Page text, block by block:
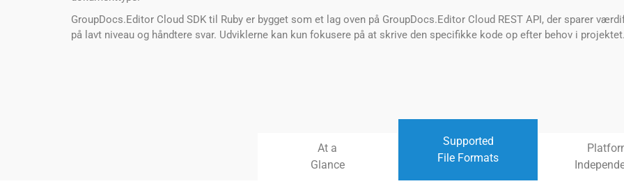
GroupDocs.Editor Cloud SDK til Ruby er bygget som et lag oven på GroupDocs.Editor Cloud REST API, der sparer
på lavt niveau og håndtere svar. Udviklerne kan kun fokusere på at skrive den specifikke kode op efter behov i projektet.
At a
Glance
Supported
File Formats